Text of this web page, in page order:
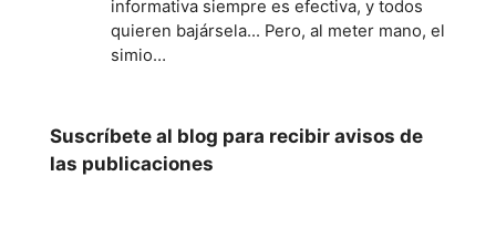
informativa siempre es efectiva, y todos
quieren bajársela... Pero, al meter mano, el
simio…
Suscríbete al blog para recibir avisos de
las publicaciones